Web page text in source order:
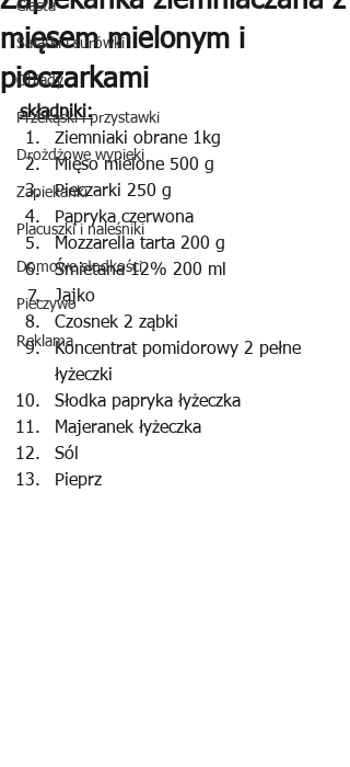
Ciasta
Sałatki i surówki
Obiady
Przekąski i przystawki
Drożdżowe wypieki
Zapiekanki
Placuszki i naleśniki
Domowe słodkości
Pieczywo
Reklama
mięsem mielonym i
pieczarkami
składniki:
Ziemniaki obrane 1kg
Mięso mielone 500 g
Pieczarki 250 g
Papryka czerwona
Mozzarella tarta 200 g
Śmietana 12% 200 ml
Jajko
Czosnek 2 ząbki
Koncentrat pomidorowy 2 pełne
łyżeczki
Słodka papryka łyżeczka
Majeranek łyżeczka
Sól
Pieprz